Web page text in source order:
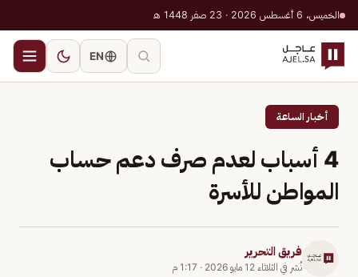
الخميس، 6 أغسطس 2026 · 23 صفر 1448 هـ
EN
أخبار الساعة
4 أسباب لعدم صرف دعم حساب
المواطن للأسرة
فريق التحرير
نُشر في الثلاثاء 12 مايو 2026 · 1:17 م